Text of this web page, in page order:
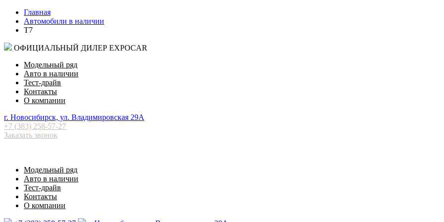
Главная
Автомобили в наличии
T7
ОФИЦИАЛЬНЫЙ ДИЛЕР EXPOCAR
Модельный ряд
Авто в наличии
Тест-драйв
Контакты
О компании
⁠г. Новосибирск, ул. Владимировская 29А
+7 (383) 258-57-27
Заказать звонок
Модельный ряд
Авто в наличии
Тест-драйв
Контакты
О компании